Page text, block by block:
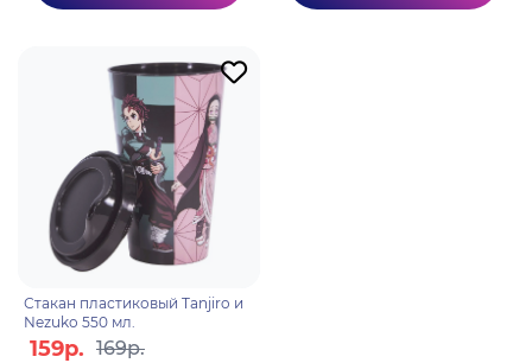
Стакан пластиковый Tanjiro и
Nezuko 550 мл.
159р. 169р.